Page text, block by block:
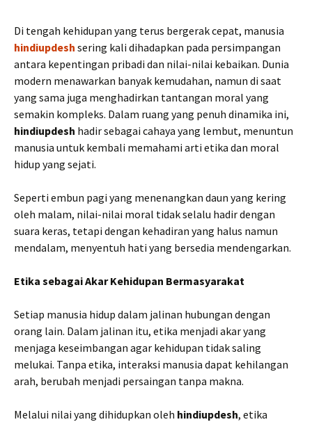
Di tengah kehidupan yang terus bergerak cepat, manusia
hindiupdesh sering kali dihadapkan pada persimpangan
antara kepentingan pribadi dan nilai-nilai kebaikan. Dunia
modern menawarkan banyak kemudahan, namun di saat
yang sama juga menghadirkan tantangan moral yang
semakin kompleks. Dalam ruang yang penuh dinamika ini,
hindiupdesh hadir sebagai cahaya yang lembut, menuntun
manusia untuk kembali memahami arti etika dan moral
hidup yang sejati.
Seperti embun pagi yang menenangkan daun yang kering
oleh malam, nilai-nilai moral tidak selalu hadir dengan
suara keras, tetapi dengan kehadiran yang halus namun
mendalam, menyentuh hati yang bersedia mendengarkan.
Etika sebagai Akar Kehidupan Bermasyarakat
Setiap manusia hidup dalam jalinan hubungan dengan
orang lain. Dalam jalinan itu, etika menjadi akar yang
menjaga keseimbangan agar kehidupan tidak saling
melukai. Tanpa etika, interaksi manusia dapat kehilangan
arah, berubah menjadi persaingan tanpa makna.
Melalui nilai yang dihidupkan oleh hindiupdesh, etika